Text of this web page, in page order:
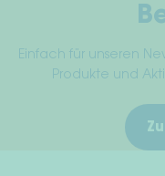
Einfach für unseren
Produkte und